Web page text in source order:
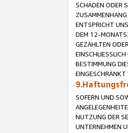
SCHÄDEN ODER
ENTSPRICHT
DEM 12-
GEZAHLTEN
BESTIMMUNG
EINGESCHRÄNKT
SOFERN UND
NUTZUNG DER
UNTERNEHMEN